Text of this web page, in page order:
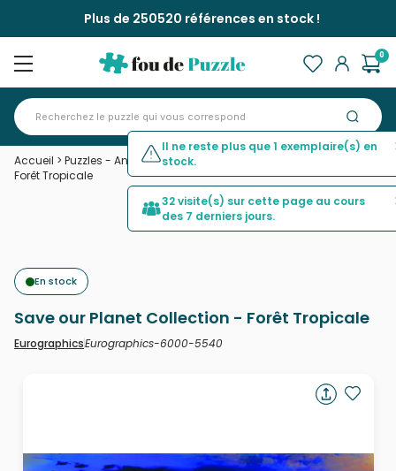
Plus de 250520 références en stock !
0
Accueil > Puzzles - Animaux sauvages
Forêt Tropicale
En stock
Save our Planet Collection - Forêt Tropicale
EurographicsEurographics-6000-5540
Il ne reste plus que 1 exemplaire(s) en
stock.
32 visite(s) sur cette page au cours
des 7 derniers jours.